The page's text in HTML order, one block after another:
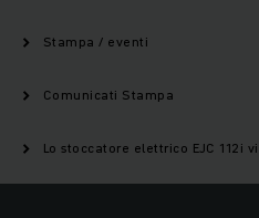
Stampa / eventi
Comunicati Stampa
Lo stoccatore elettrico EJC 112i